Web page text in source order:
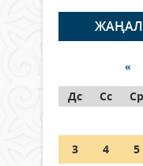
06 тамыз
граждане
05 тамыз
Шетелде
«
Дс
Сс Ср
3
4 5